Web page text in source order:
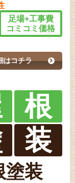
足場+工事費
コミコミ価格
はコチラ
根
装
塗装